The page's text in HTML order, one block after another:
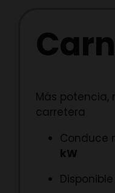
Más potencia,
carretera
Conduce
kW
Disponible